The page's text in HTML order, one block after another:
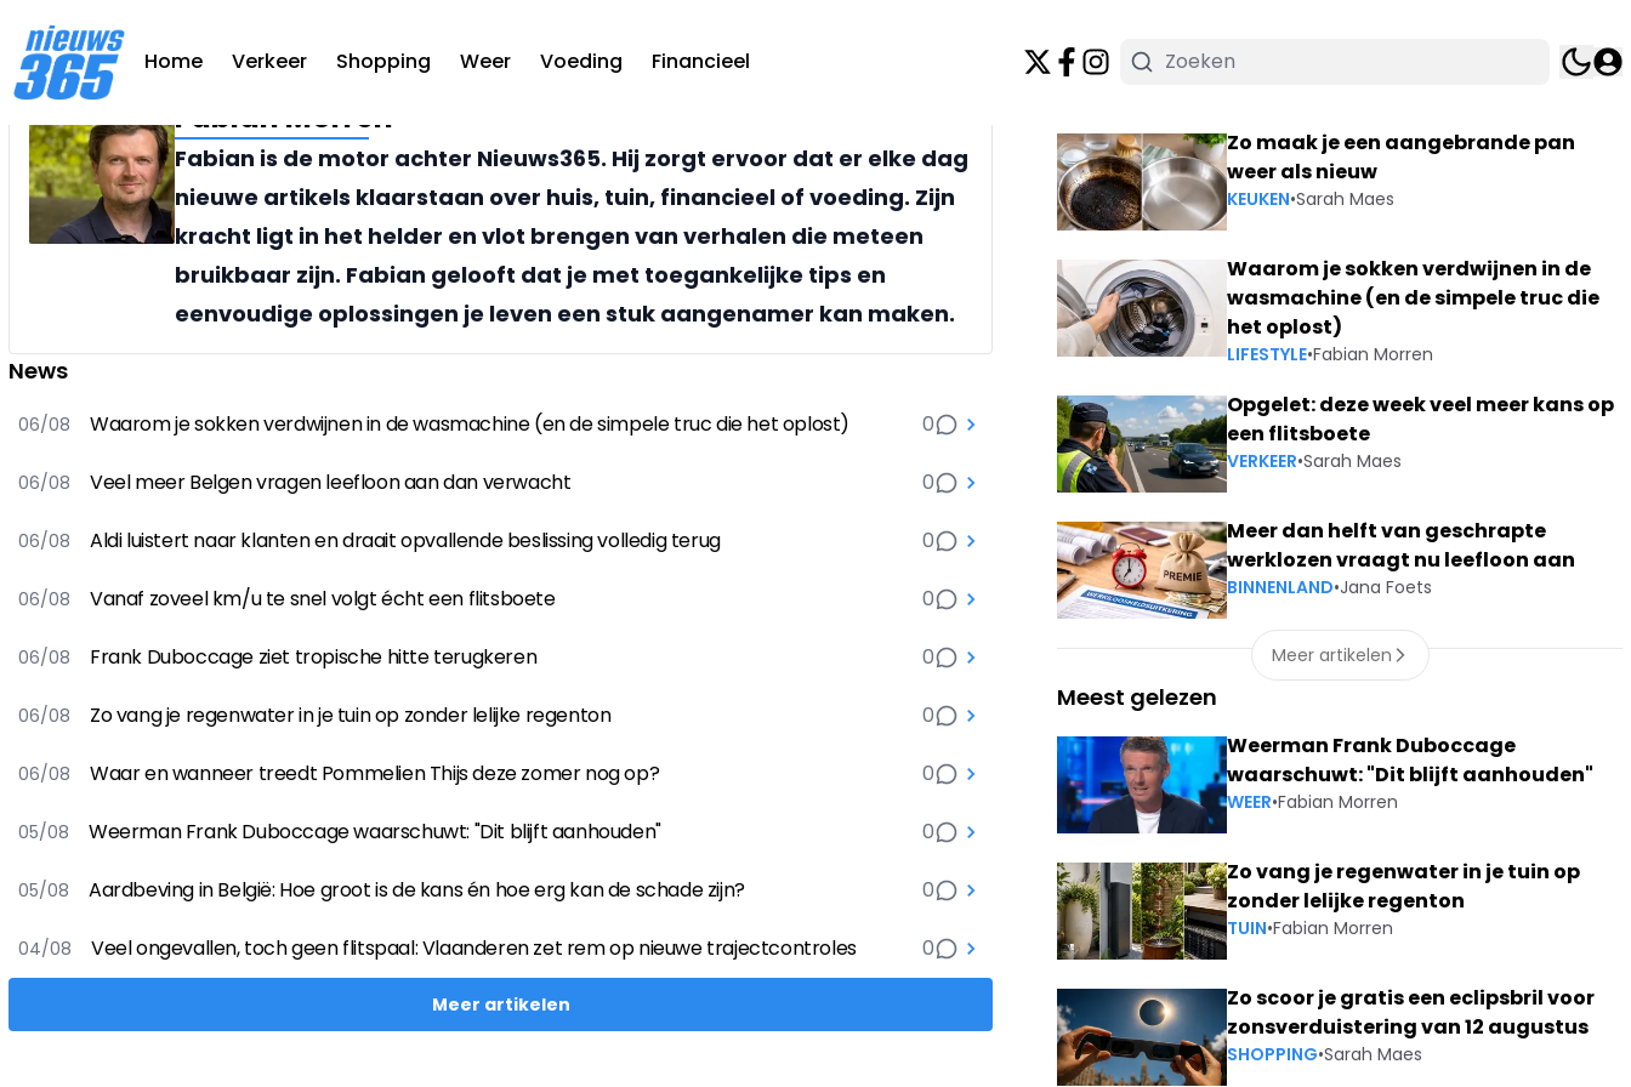
Home Verkeer Shopping Weer Voeding Financieel
Fabian Morren
Fabian is de motor achter Nieuws365. Hij zorgt ervoor dat er elke dag
nieuwe artikels klaarstaan over huis, tuin, financieel of voeding. Zijn
kracht ligt in het helder en vlot brengen van verhalen die meteen
bruikbaar zijn. Fabian gelooft dat je met toegankelijke tips en
eenvoudige oplossingen je leven een stuk aangenamer kan maken.
News
06/08 Waarom je sokken verdwijnen in de wasmachine (en de simpele truc die het oplost) 0
06/08 Veel meer Belgen vragen leefloon aan dan verwacht 0
06/08 Aldi luistert naar klanten en draait opvallende beslissing volledig terug 0
06/08 Vanaf zoveel km/u te snel volgt écht een flitsboete 0
06/08 Frank Duboccage ziet tropische hitte terugkeren 0
06/08 Zo vang je regenwater in je tuin op zonder lelijke regenton 0
06/08 Waar en wanneer treedt Pommelien Thijs deze zomer nog op? 0
05/08 Weerman Frank Duboccage waarschuwt: "Dit blijft aanhouden" 0
05/08 Aardbeving in België: Hoe groot is de kans én hoe erg kan de schade zijn? 0
04/08 Veel ongevallen, toch geen flitspaal: Vlaanderen zet rem op nieuwe trajectcontroles 0
Meer artikelen
Zo maak je een aangebrande pan
weer als nieuw
KEUKEN•Sarah Maes
Waarom je sokken verdwijnen in de
wasmachine (en de simpele truc die
het oplost)
LIFESTYLE•Fabian Morren
Opgelet: deze week veel meer kans op
een flitsboete
VERKEER•Sarah Maes
Meer dan helft van geschrapte
werklozen vraagt nu leefloon aan
BINNENLAND•Jana Foets
Meer artikelen
Meest gelezen
Weerman Frank Duboccage
waarschuwt: "Dit blijft aanhouden"
WEER•Fabian Morren
Zo vang je regenwater in je tuin op
zonder lelijke regenton
TUIN•Fabian Morren
Zo scoor je gratis een eclipsbril voor
zonsverduistering van 12 augustus
SHOPPING•Sarah Maes